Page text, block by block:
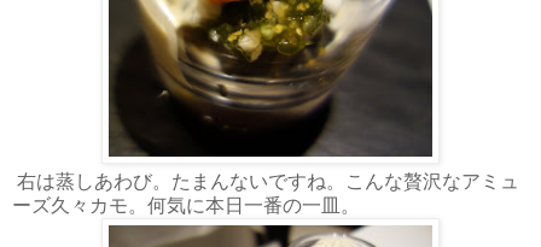
右は蒸しあわび。たまんないですね。こんな贅沢なアミュ
ーズ久々カモ。何気に本日一番の一皿。